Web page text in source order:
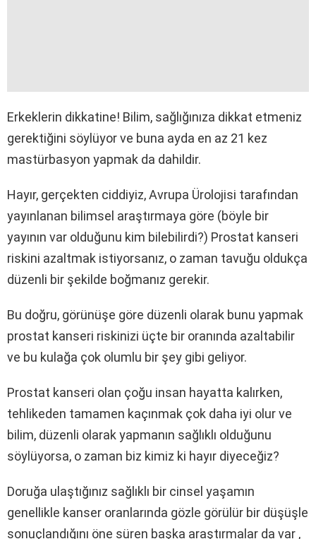
Erkeklerin dikkatine! Bilim, sağlığınıza dikkat etmeniz
gerektiğini söylüyor ve buna ayda en az 21 kez
mastürbasyon yapmak da dahildir.
Hayır, gerçekten ciddiyiz, Avrupa Ürolojisi tarafından
yayınlanan bilimsel araştırmaya göre (böyle bir
yayının var olduğunu kim bilebilirdi?) Prostat kanseri
riskini azaltmak istiyorsanız, o zaman tavuğu oldukça
düzenli bir şekilde boğmanız gerekir.
Bu doğru, görünüşe göre düzenli olarak bunu yapmak
prostat kanseri riskinizi üçte bir oranında azaltabilir
ve bu kulağa çok olumlu bir şey gibi geliyor.
Prostat kanseri olan çoğu insan hayatta kalırken,
tehlikeden tamamen kaçınmak çok daha iyi olur ve
bilim, düzenli olarak yapmanın sağlıklı olduğunu
söylüyorsa, o zaman biz kimiz ki hayır diyeceğiz?
Doruğa ulaştığınız sağlıklı bir cinsel yaşamın
genellikle kanser oranlarında gözle görülür bir düşüşle
sonuçlandığını öne süren başka araştırmalar da var ,